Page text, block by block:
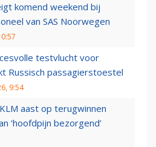
komend weekend bij
van SAS Noorwegen
testvlucht voor
Russisch passagierstoestel
9:54
aast op terugwinnen
‘hoofdpijn bezorgend’